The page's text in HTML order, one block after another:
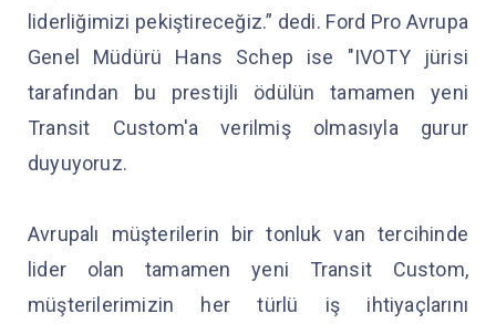
liderliğimizi pekiştireceğiz.” dedi. Ford Pro Avrupa
Genel Müdürü Hans Schep ise "IVOTY jürisi
tarafından bu prestijli ödülün tamamen yeni
Transit Custom'a verilmiş olmasıyla gurur
duyuyoruz.
Avrupalı müşterilerin bir tonluk van tercihinde
lider olan tamamen yeni Transit Custom,
müşterilerimizin her türlü iş ihtiyaçlarını